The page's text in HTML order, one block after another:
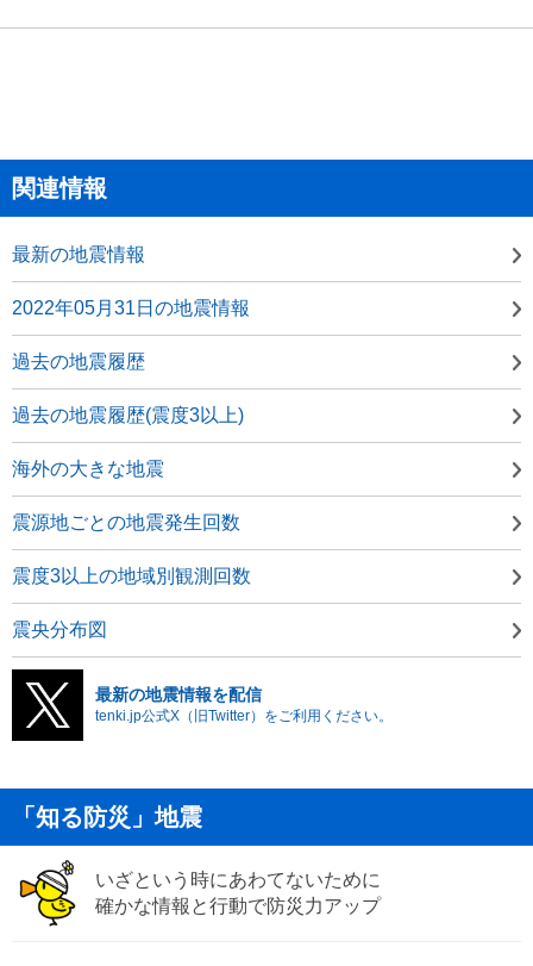
関連情報
最新の地震情報
2022年05月31日の地震情報
過去の地震履歴
過去の地震履歴(震度3以上)
海外の大きな地震
震源地ごとの地震発生回数
震度3以上の地域別観測回数
震央分布図
最新の地震情報を配信
tenki.jp公式X（旧Twitter）をご利用ください。
「知る防災」地震
いざという時にあわてないために
確かな情報と行動で防災力アップ